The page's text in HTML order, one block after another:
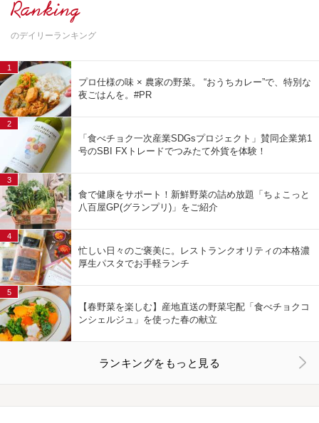
Ranking
のデイリーランキング
プロ仕様の味 × 農家の野菜。 “おうちカレー”で、特別な
夜ごはんを。#PR
1
「食べチョク一次産業SDGsプロジェクト」賛同企業第1
号のSBI FXトレードでつみたて外貨を体験！
2
食で健康をサポート！新鮮野菜の詰め放題「ちょこっと
八百屋GP(グランプリ)」をご紹介
3
忙しい日々のご褒美に。レストランクオリティの本格濃
厚生パスタでお手軽ランチ
4
【春野菜を楽しむ】産地直送の野菜宅配「食べチョクコ
ンシェルジュ」を使った春の献立
5
ランキングをもっと見る